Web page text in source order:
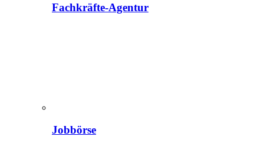
Fachkräfte-Agentur
Jobbörse